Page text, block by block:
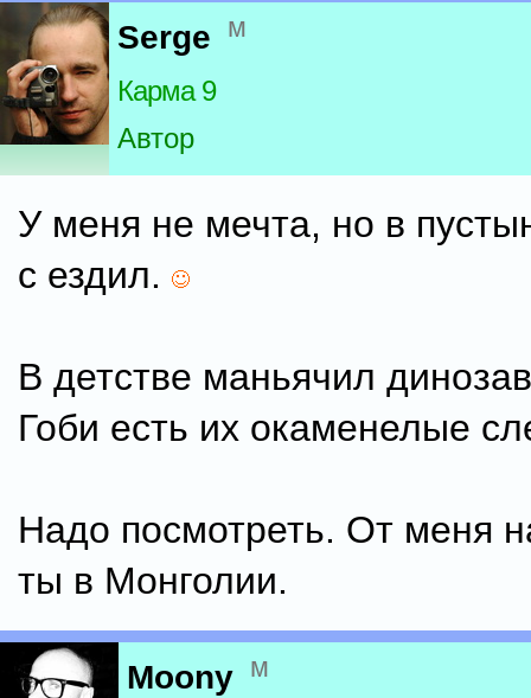
Serge м
Карма 9
Автор
У меня не мечта, но в
с ездил.
В детстве маньячил
Гоби есть их окаменелые
Надо посмотреть. От меня
ты в Монголии.
Moony м